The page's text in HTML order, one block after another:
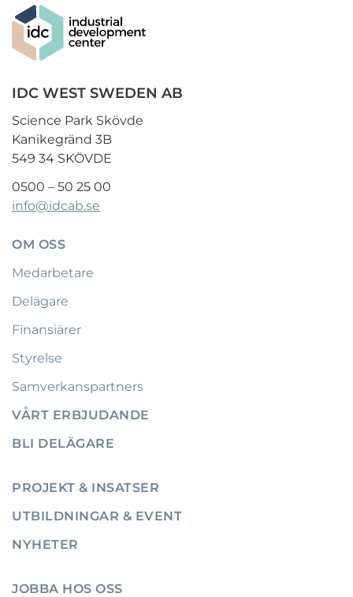
IDC WEST SWEDEN AB
Science Park Skövde
Kanikegränd 3B
549 34 SKÖVDE
0500 – 50 25 00
info@idcab.se
OM OSS
Medarbetare
Delägare
Finansiärer
Styrelse
Samverkanspartners
VÅRT ERBJUDANDE
BLI DELÄGARE
PROJEKT & INSATSER
UTBILDNINGAR & EVENT
NYHETER
JOBBA HOS OSS